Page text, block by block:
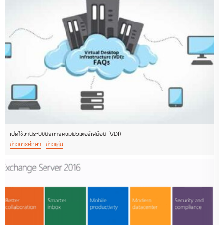
เปิดใช้งานระบบบริการคอมพิวเตอร์เสมือน (VDI)
ข่าวการศึกษา ข่าวเด่น